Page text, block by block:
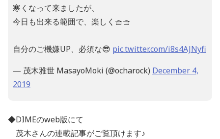
寒くなって来ましたが、
今日も出来る範囲で、楽しく🧺🧺
自分のご機嫌UP、必須な😎 pic.twitter.com/i8s4AJNyfi
— 茂木雅世 MasayoMoki (@ocharock) December 4,
2019
◆DIMEのweb版にて
茂木さんの連載記事がご覧頂けます♪